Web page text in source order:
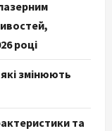
році
змінюють
та